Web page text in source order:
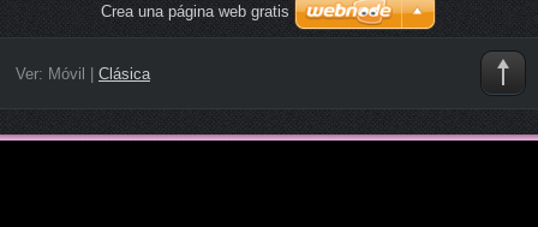
Crea una página web gratis
Ver: Móvil Clásica